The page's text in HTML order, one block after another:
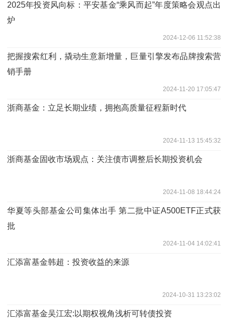
2025年投资风向标：平安基金“乘风而起”年度策略会观点出
炉
2024-12-06 11:52:38
把握搜索红利，撬动生意新增量，巨量引擎发布品牌搜索营
销手册
2024-11-20 17:05:47
浙商基金：立足长期业绩，拥抱高质量征程新时代
2024-11-13 15:45:32
浙商基金固收市场观点：关注债市调整后长期投资机会
2024-11-08 18:44:24
华夏等头部基金公司集体出手 第二批中证A500ETF正式获
批
2024-11-04 14:02:41
汇添富基金韩超：投资收益的来源
2024-10-31 13:23:02
汇添富基金吴江宏:以期权视角浅析可转债投资